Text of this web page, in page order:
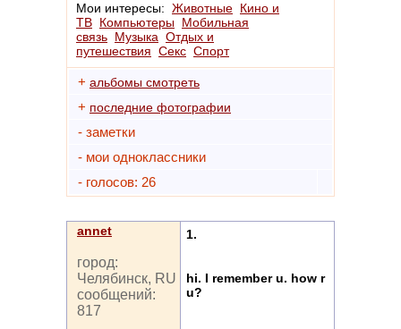
Мои интересы: Животные Кино и
ТВ Компьютеры Мобильная
связь Музыка Отдых и
путешествия Секс Спорт
+ альбомы смотреть
+ последние фотографии
- заметки
- мои одноклассники
- голосов: 26
annet
город:
Челябинск, RU
сообщений:
817
1.
hi. I remember u. how r
u?